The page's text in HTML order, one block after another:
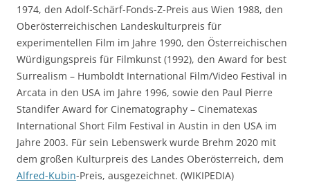
1974, den Adolf-Schärf-Fonds-Z-Preis aus Wien 1988, den
Oberösterreichischen Landeskulturpreis für
experimentellen Film im Jahre 1990, den Österreichischen
Würdigungspreis für Filmkunst (1992), den Award for best
Surrealism – Humboldt International Film/Video Festival in
Arcata in den USA im Jahre 1996, sowie den Paul Pierre
Standifer Award for Cinematography – Cinematexas
International Short Film Festival in Austin in den USA im
Jahre 2003. Für sein Lebenswerk wurde Brehm 2020 mit
dem großen Kulturpreis des Landes Oberösterreich, dem
Alfred-Kubin-Preis, ausgezeichnet. (WIKIPEDIA)